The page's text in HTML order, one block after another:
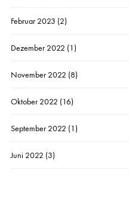
Februar 2023 (2)
Dezember 2022 (1)
November 2022 (8)
Oktober 2022 (16)
September 2022 (1)
Juni 2022 (3)